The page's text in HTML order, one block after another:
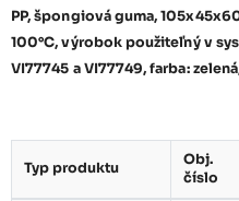
Odmerka 2L biela
PP, špongiová guma,
100°C, výrobok použiteľný v
VI77745 a VI77749, farba:
Typ produktu
Obj.
číslo